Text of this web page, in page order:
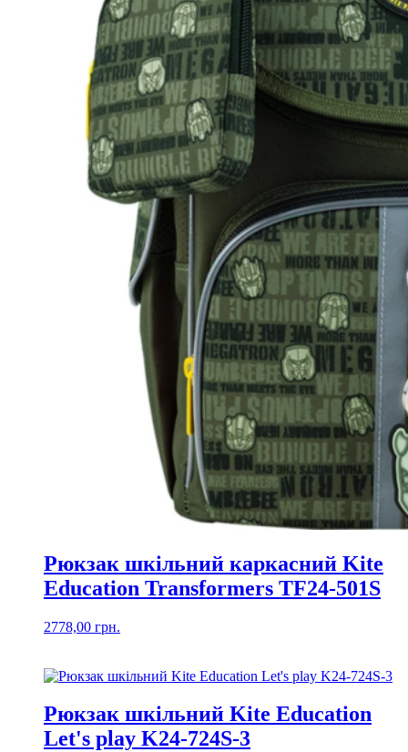
Рюкзак шкільний каркасний Kite
Education Transformers TF24-501S
2778,00 грн.
Рюкзак шкільний Kite Education
Let's play K24-724S-3